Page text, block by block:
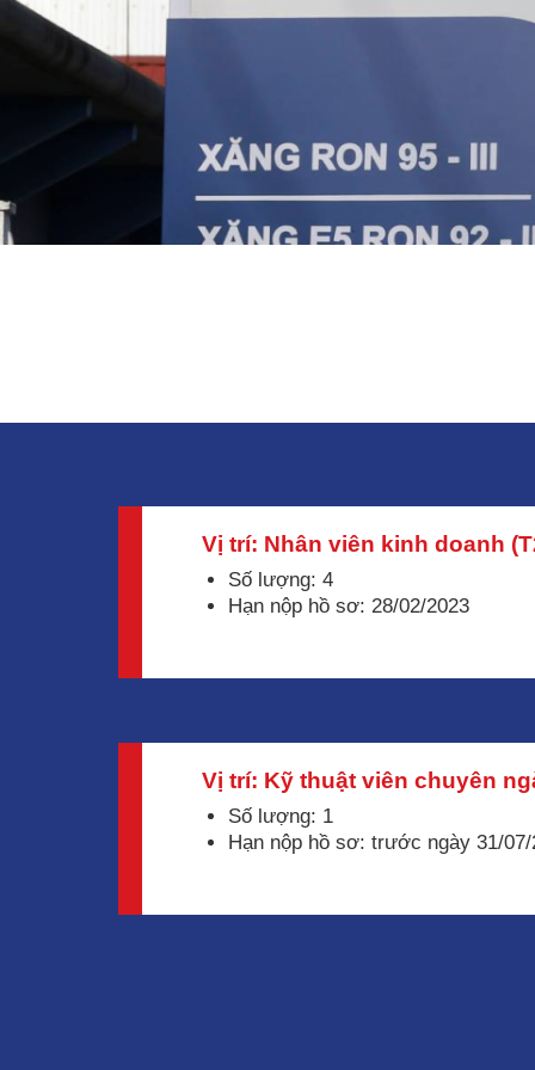
Vị trí: Nhân viên kinh doanh
Số lượng: 4
Hạn nộp hồ sơ: 28/02/2023
Vị trí: Kỹ thuật viên chuyên
Số lượng: 1
Hạn nộp hồ sơ: trước ngày 31/07/